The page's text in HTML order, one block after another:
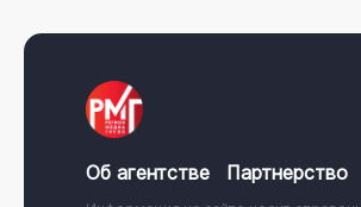
Об агентстве Партнерство